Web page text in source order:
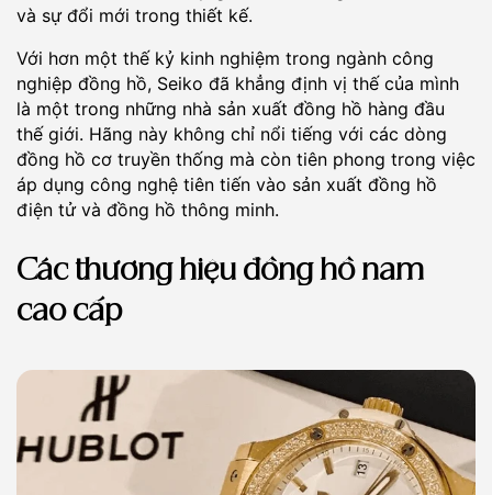
và sự đổi mới trong thiết kế.
Với hơn một thế kỷ kinh nghiệm trong ngành công
nghiệp đồng hồ, Seiko đã khẳng định vị thế của mình
là một trong những nhà sản xuất đồng hồ hàng đầu
thế giới. Hãng này không chỉ nổi tiếng với các dòng
đồng hồ cơ truyền thống mà còn tiên phong trong việc
áp dụng công nghệ tiên tiến vào sản xuất đồng hồ
điện tử và đồng hồ thông minh.
Các thương hiệu đồng hồ nam
cao cấp